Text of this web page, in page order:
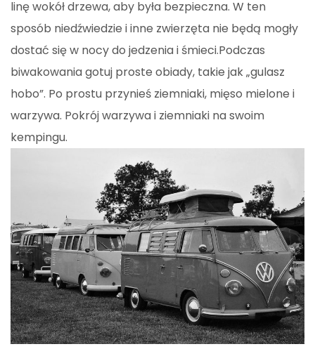
linę wokół drzewa, aby była bezpieczna. W ten
sposób niedźwiedzie i inne zwierzęta nie będą mogły
dostać się w nocy do jedzenia i śmieci.Podczas
biwakowania gotuj proste obiady, takie jak „gulasz
hobo”. Po prostu przynieś ziemniaki, mięso mielone i
warzywa. Pokrój warzywa i ziemniaki na swoim
kempingu.